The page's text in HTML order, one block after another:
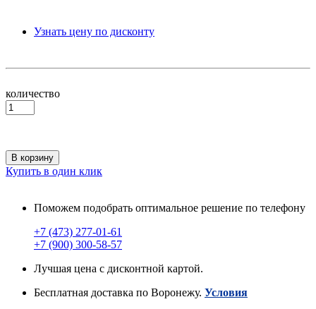
Узнать цену по дисконту
количество
В корзину
Купить в один клик
Поможем подобрать оптимальное решение по телефону
+7 (473) 277-01-61
+7 (900) 300-58-57
Лучшая цена с дисконтной картой.
Бесплатная доставка по Воронежу. Условия